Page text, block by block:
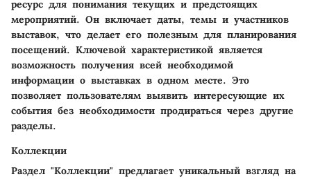
ресурс для понимания текущих и предстоящих
мероприятий. Он включает даты, темы и участников
выставок, что делает его полезным для планирования
посещений. Ключевой характеристикой является
возможность получения всей необходимой
информации о выставках в одном месте. Это
позволяет пользователям выявить интересующие их
события без необходимости продираться через другие
разделы.
Коллекции
Раздел "Коллекции" предлагает уникальный взгляд на